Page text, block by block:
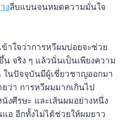
งลีบแบนจนหมดความมั่นใจ
าใจว่าการหวีผมบ่อยจะช่วย
น จริง ๆ แล้วนั่นเป็นเพียงความ
ในปัจจุบันมีผู้เชี่ยวชาญออกมา
ว่า การหวีผมมากเกินไป
งศีรษะ และเส้นผมอย่างหนึ่ง
อ อีกทั้งไม่ได้ช่วยให้ผมยาว